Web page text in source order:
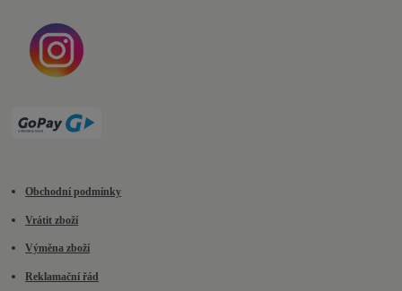
Obchodní podmínky
Vrátit zboží
Výměna zboží
Reklamační řád